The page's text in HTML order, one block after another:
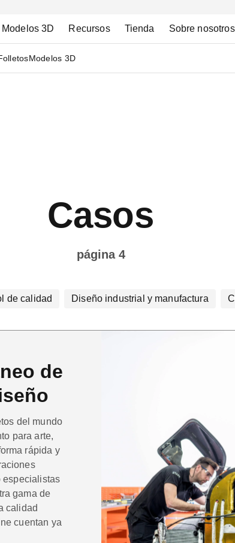
Modelos 3D Recursos Tienda Sobre nosotros
Modelos 3D
Casos
página 4
de calidad Diseño industrial y manufactura
de
del mundo
para arte,
rápida y
especialistas
gama de
calidad
cuentan ya